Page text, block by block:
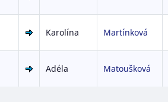
Karolína Martínková
Adéla Matoušková